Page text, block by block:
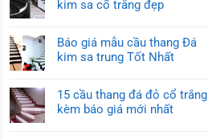
kim sa cổ trắng đẹp
Báo giá mẫu cầu thang Đá
kim sa trung Tốt Nhất
15 cầu thang đá đỏ cổ trắng
kèm báo giá mới nhất